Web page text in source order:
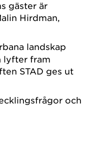
gäster är
Hirdman,
landskap
lyfter fram
STAD ges ut
och